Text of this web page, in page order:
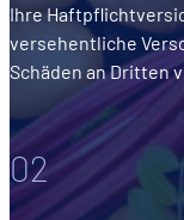
Ihre
versehentliche
Schäden an Dritten
02